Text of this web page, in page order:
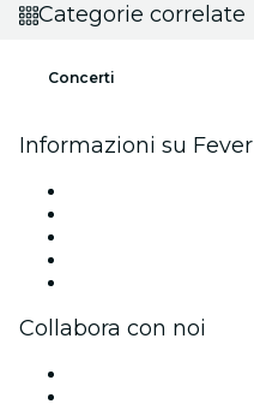
Categorie correlate
Concerti
Informazioni su Fever
Collabora con noi